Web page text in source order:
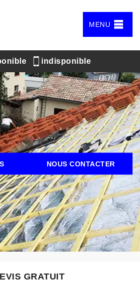
MENU
indisponible
NOUS CONTACTER
GRATUIT